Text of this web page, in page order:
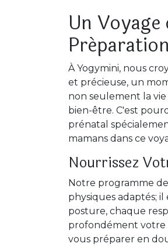
Un
À Yogymini, nous
et précieuse, un
non seulement la
bien-être. C'est
prénatal
mamans dans ce
Nourrissez
Notre programme
physiques adaptés;
posture, chaque
profondément votre
vous préparer en